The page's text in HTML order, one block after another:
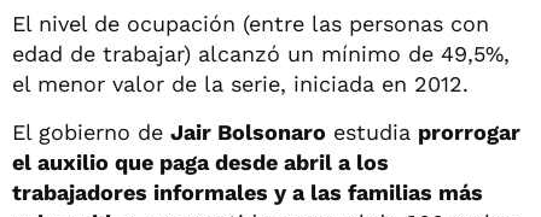
El nivel de ocupación (entre las personas con
edad de trabajar) alcanzó un mínimo de 49,5%,
el menor valor de la serie, iniciada en 2012.
El gobierno de Jair Bolsonaro estudia prorrogar
el auxilio que paga desde abril a los
trabajadores informales y a las familias más